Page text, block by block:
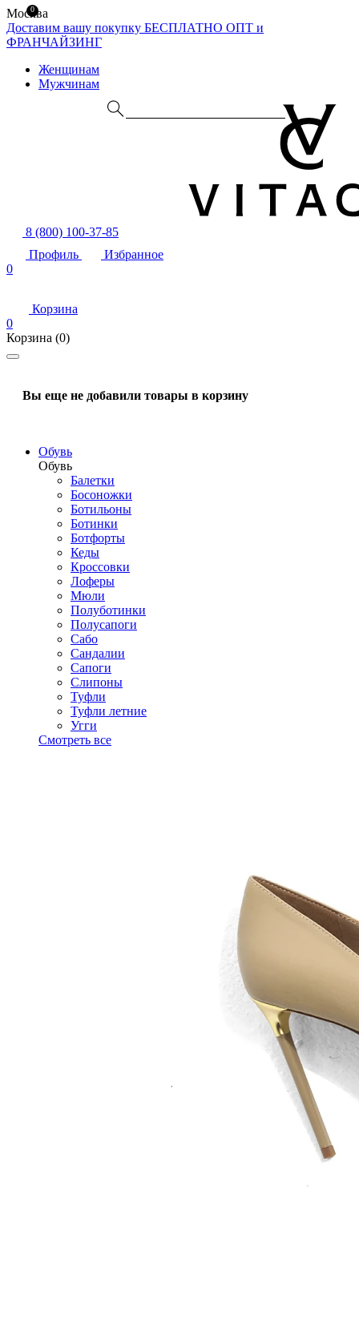
Москва
Доставим вашу покупку БЕСПЛАТНО ОПТ и
ФРАНЧАЙЗИНГ
Женщинам
Мужчинам
8 (800) 100-37-85
Профиль
Избранное
0
Корзина
0
Корзина (0)
Вы еще не добавили товары в корзину
Обувь
Обувь
Балетки
Босоножки
Ботильоны
Ботинки
Ботфорты
Кеды
Кроссовки
Лоферы
Мюли
Полуботинки
Полусапоги
Сабо
Сандалии
Сапоги
Слипоны
Туфли
Туфли летние
Угги
Смотреть все
0